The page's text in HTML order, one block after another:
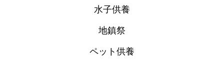
水子供養
地鎮祭
ペット供養